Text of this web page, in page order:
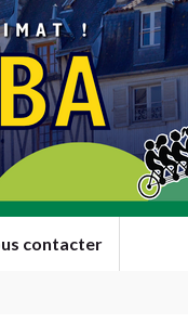
contacter